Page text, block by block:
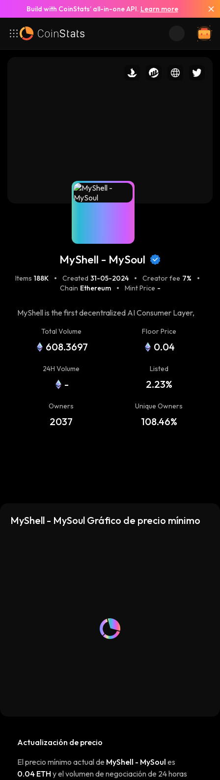
Build with CoinStats’ all-in-one API. Learn more
MyShell - MySoul
Items 188K Created 31-05-2024 Creator fee 7%
Chain Ethereum Mint Price -
MyShell is the first decentralized AI Consumer Layer,
researchers. MySoul is the premium privileged NFT
within the MyShell ecosystem. MySoul represents the
decentralized AI consumer layer. MySoul holders will
enjoy exclusive privileges within the open ecosystem.
Total Volume
608.3697
Floor Price
0.04
24H Volume
-
Listed
2.23%
Owners
2037
Unique Owners
108.46%
MyShell - MySoul Gráfico de precio mínimo
Actualización de precio
El precio mínimo actual de MyShell - MySoul es
0.04 ETH y el volumen de negociación de 24 horas